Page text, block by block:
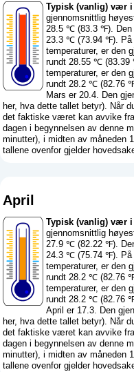
Typisk (vanlig) vær i
gjennomsnittlig
28.5 ℃ (83.3 ℉). Den
23.3 ℃ (73.94 ℉). På
temperaturer, er den
rundt 28.55 ℃ (83.39
temperaturer, er den
rundt 28.2 ℃ (82.76
Mars er 20.4. Den
her, hva dette tallet betyr). Når
det faktiske været kan avvike
dagen i begynnelsen av denne
minutter), i midten av måneden
tallene ovenfor gjelder
April
Typisk (vanlig) vær
gjennomsnittlig
27.9 ℃ (82.22 ℉).
24.3 ℃ (75.74 ℉). På
temperaturer, er den
rundt 28.2 ℃ (82.76
temperaturer, er den
rundt 28.2 ℃ (82.76
April er 17.3. Den
her, hva dette tallet betyr). Når
det faktiske været kan avvike
dagen i begynnelsen av denne
minutter), i midten av måneden
tallene ovenfor gjelder